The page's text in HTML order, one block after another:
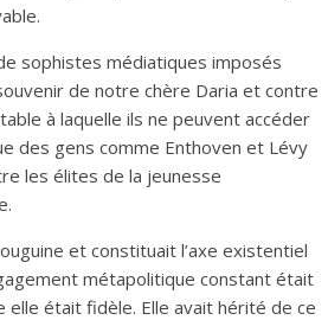
sophistes médiatiques imposés
de notre chère Daria et contre
à laquelle ils ne peuvent accéder
des gens comme Enthoven et Lévy
les élites de la jeunesse
et constituait l’axe existentiel
métapolitique constant était
elle était fidèle. Elle avait hérité de ce